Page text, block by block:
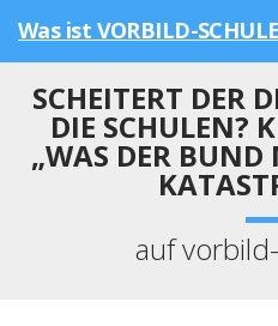
Was ist VORBILD-
SCHEITERT DER
DIE SCHULEN?
„WAS DER
auf